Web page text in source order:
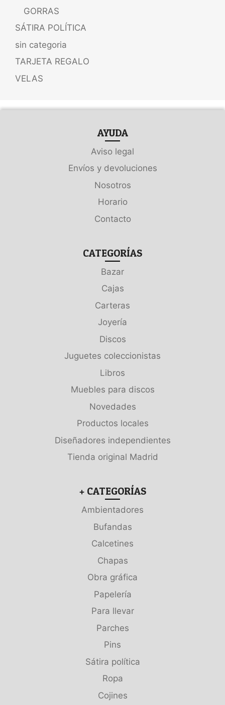
GORRAS
SÁTIRA POLÍTICA
sin categoria
TARJETA REGALO
VELAS
AYUDA
Aviso legal
Envíos y devoluciones
Nosotros
Horario
Contacto
CATEGORÍAS
Bazar
Cajas
Carteras
Joyería
Discos
Juguetes coleccionistas
Libros
Muebles para discos
Novedades
Productos locales
Diseñadores independientes
Tienda original Madrid
+ CATEGORÍAS
Ambientadores
Bufandas
Calcetines
Chapas
Obra gráfica
Papelería
Para llevar
Parches
Pins
Sátira política
Ropa
Cojines